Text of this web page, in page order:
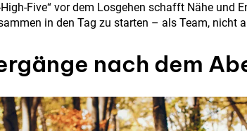
Five“ vor dem Losgehen schafft Nähe und
in den Tag zu starten – als Team, nicht
nach dem